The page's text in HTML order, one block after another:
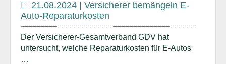
21.08.2024 | Versicherer bemängeln E-
Auto-Reparaturkosten
Der Versicherer-Gesamtverband GDV hat
untersucht, welche Reparaturkosten für E-Autos
…